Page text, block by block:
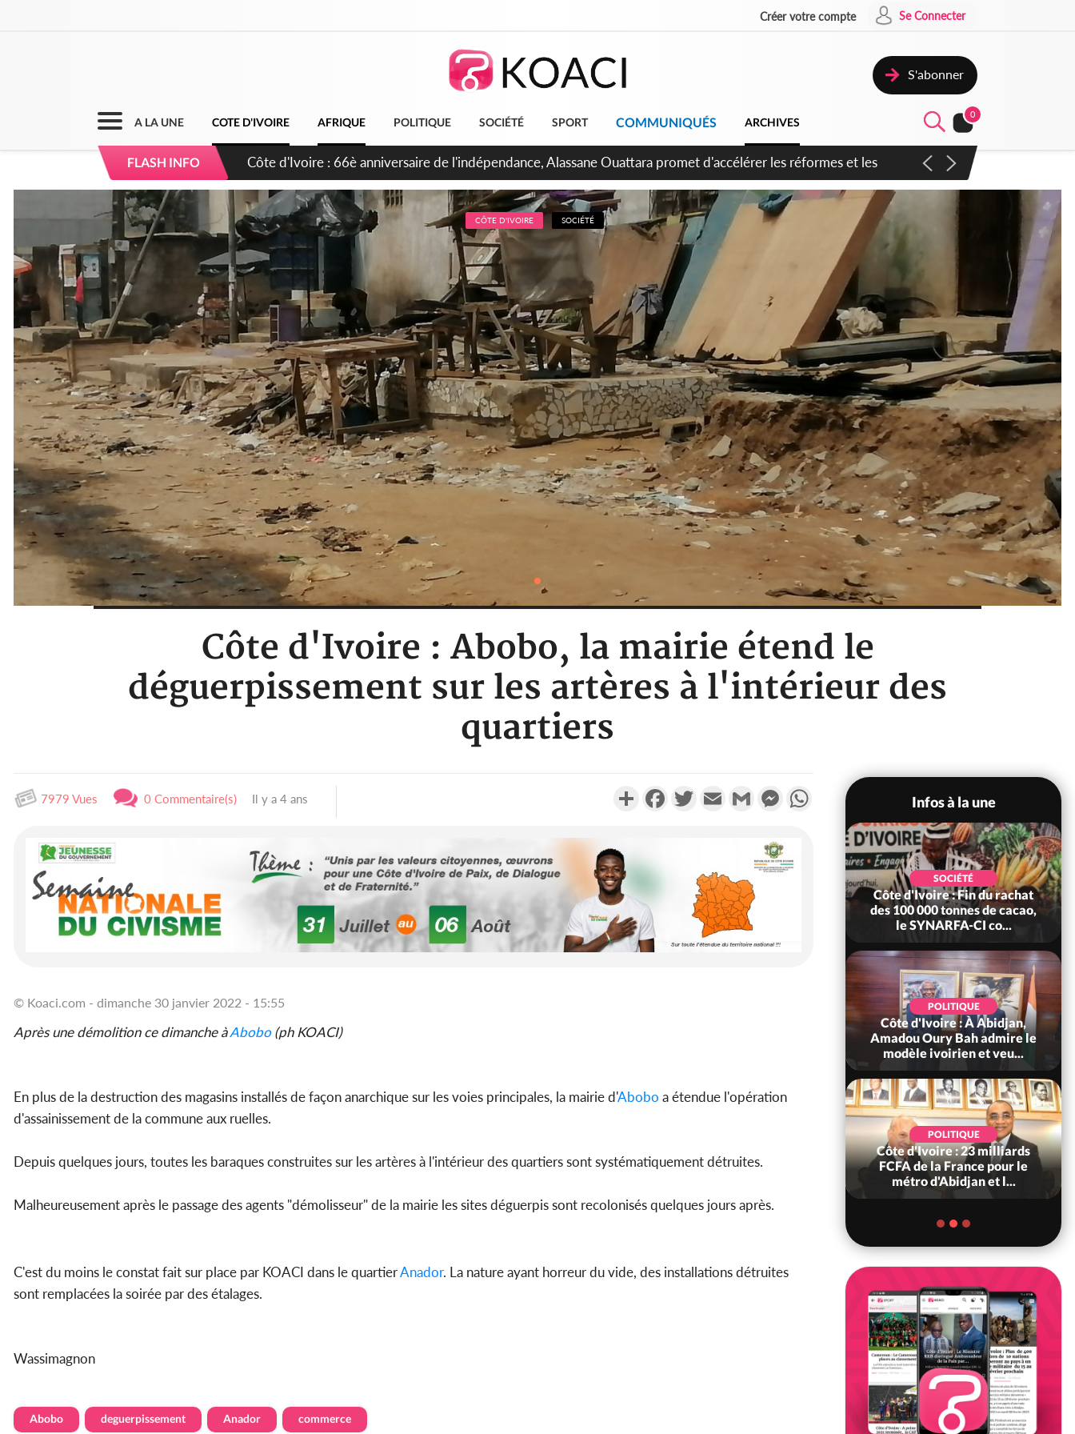
Créer votre compte Se Connecter
S'abonner
A LA UNE COTE D'IVOIRE AFRIQUE POLITIQUE SOCIÉTÉ SPORT COMMUNIQUÉS ARCHIVES
0
FLASH INFO
Côte d'Ivoire : À Abidjan, Amadou Oury Bah admire le modèle ivoirien et veut s'en inspirer pour accélérer le
développement de la Guinée
CÔTE D'IVOIRE SOCIÉTÉ
Côte d'Ivoire : Abobo, la mairie étend le
déguerpissement sur les artères à l'intérieur des
quartiers
7979 Vues 0 Commentaire(s) Il y a 4 ans PartagerFacebookTwitterEmail Gmail MessengerWhatsApp
© Koaci.com - dimanche 30 janvier 2022 - 15:55
Après une démolition ce dimanche àAbobo(ph KOACI)
En plus de la destruction des magasins installés de façon anarchique sur les voies principales, la mairie d'Abobo a étendue l'opération
d'assainissement de la commune aux ruelles.
Depuis quelques jours, toutes les baraques construites sur les artères à l'intérieur des quartiers sont systématiquement détruites.
Malheureusement après le passage des agents "démolisseur" de la mairie les sites déguerpis sont recolonisés quelques jours après.
C'est du moins le constat fait sur place par KOACI dans le quartierAnador. La nature ayant horreur du vide, des installations détruites
sont remplacées la soirée par des étalages.
Wassimagnon
Abobo deguerpissement Anador commerce
Infos à la une
POLITIQUE
Côte d'Ivoire : Fête nationale,
Alassane Ouattara accorde
la grâce à 4 661...
Mamadou Traoré ex
SOCIÉTÉ
Côte d'Ivoire : Fin du rachat
des 100 000 tonnes de cacao,
le SYNARFA-CI co...
POLITIQUE
Côte d'Ivoire : À Abidjan,
Amadou Oury Bah admire le
modèle ivoirien et veu...
POLITIQUE
Côte d'Ivoire : 23 milliards
FCFA de la France pour le
métro d'Abidjan et l...